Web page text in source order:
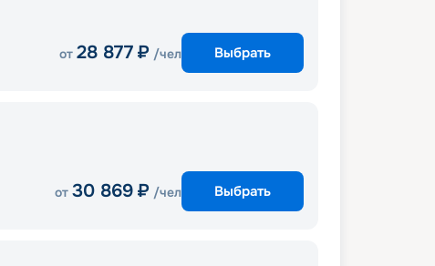
от 28 877 ₽ /чел Выбрать
от 30 869 ₽ /чел Выбрать